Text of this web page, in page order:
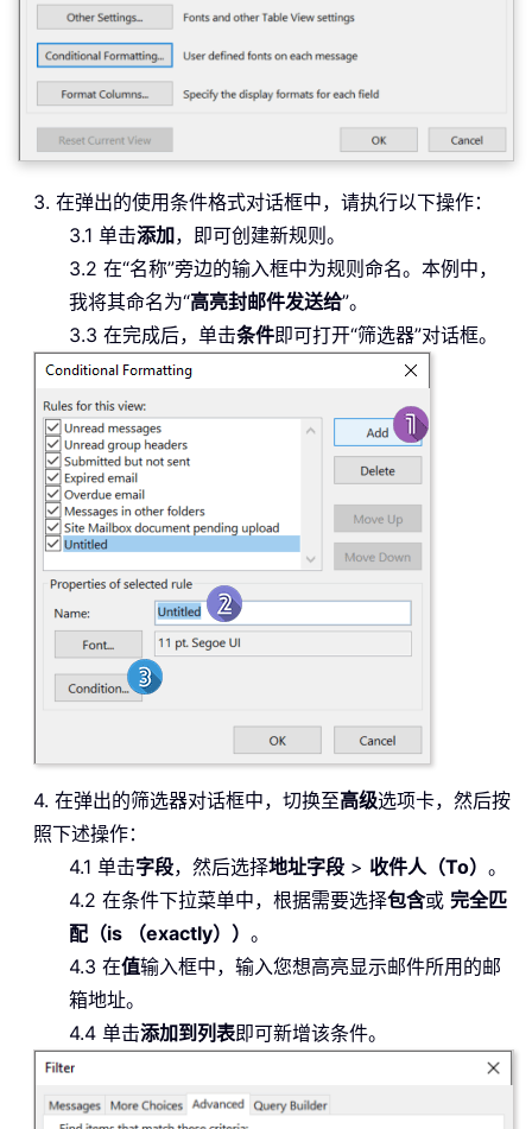
3. 在弹出的使用条件格式对话框中，请执行以下操作：
3.1 单击添加，即可创建新规则。
3.2 在“名称”旁边的输入框中为规则命名。本例中，
我将其命名为“高亮封邮件发送给”。
3.3 在完成后，单击条件即可打开“筛选器”对话框。
4. 在弹出的筛选器对话框中，切换至高级选项卡，然后按
照下述操作：
4.1 单击字段，然后选择地址字段 > 收件人（To） 。
4.2 在条件下拉菜单中，根据需要选择包含或 完全匹
配（is （exactly）） 。
4.3 在值输入框中，输入您想高亮显示邮件所用的邮
箱地址。
4.4 单击添加到列表即可新增该条件。